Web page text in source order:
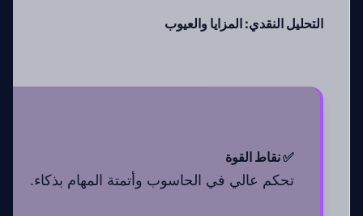
التحليل النقدي: المزايا والعيوب
✅ نقاط القوة
تحكم عالي في الحاسوب وأتمتة المهام بذكاء.